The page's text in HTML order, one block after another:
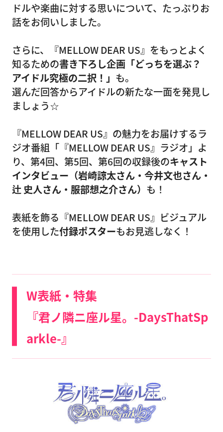
ドルや楽曲に対する思いについて、たっぷりお
話をお伺いしました。
さらに、『MELLOW DEAR US』をもっとよく
知るための書き下ろし企画「どっちを選ぶ？
アイドル究極の二択！」 も。
選んだ回答からアイドルの新たな一面を発見し
ましょう☆
『MELLOW DEAR US』の魅力をお届けするラ
ジオ番組「『MELLOW DEAR US』ラジオ」よ
り、第4回、第5回、第6回の収録後のキャスト
インタビュー（岩崎諒太さん・今井文也さん・
辻 史人さん・服部想之介さん） も！
表紙を飾る『MELLOW DEAR US』ビジュアル
を使用した付録ポスターもお見逃しなく！
W表紙・特集
『君ノ隣ニ座ル星。-DaysThatSp
arkle-』